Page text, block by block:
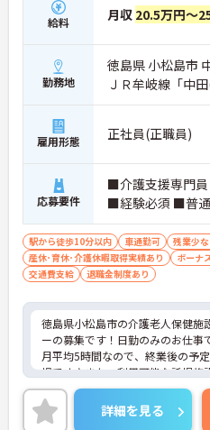
給料 月収 20.5万円～
勤務地
徳島県 小松島市
ＪＲ牟岐線「中
雇用形態 正社員(正職員)
応募要件
■介護支援専門
■経験必須 ■普
駅から徒歩10分以内 車通勤可 残業少
産休･育休･介護休暇取得実績あり
ボーナ
交通費支給
退職金制度あり
徳島県小松島市の介護老人保健施
ーの募集です！日勤のみのお仕事
月平均5時間なので、終業後の予
場です♪また、利用可能な託児施
家族のいる方でも安心して働く
興味のある方は、面接ポイントを
で、お気軽にご連絡ください。
詳細を見る